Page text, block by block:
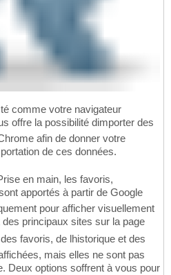
comme votre navigateur
offre la possibilité dimporter des
afin de donner votre
de ces données.
en main, les favoris,
apportés à partir de Google
pour afficher visuellement
des principaux sites sur la page
favoris, de lhistorique et des
mais elles ne sont pas
Deux options soffrent à vous pour